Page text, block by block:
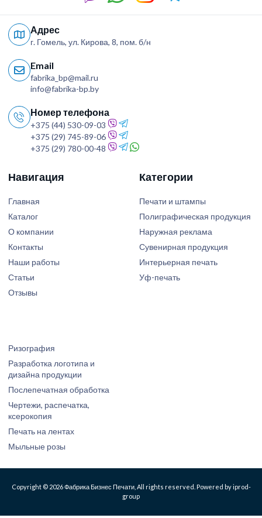
Адрес
г. Гомель, ул. Кирова, 8, пом. б/н
Email
fabrika_bp@mail.ru
info@fabrika-bp.by
Номер телефона
+375 (44) 530-09-03
+375 (29) 745-89-06
+375 (29) 780-00-48
Навигация
Главная
Каталог
О компании
Контакты
Наши работы
Статьи
Отзывы
Категории
Печати и штампы
Полиграфическая продукция
Наружная реклама
Сувенирная продукция
Интерьерная печать
Уф-печать
Ризография
Разработка логотипа и
дизайна продукции
Послепечатная обработка
Чертежи, распечатка,
ксерокопия
Печать на лентах
Мыльные розы
Copyright © 2026 Фабрика Бизнес Печати, All rights reserved. Powered by iprod-
group